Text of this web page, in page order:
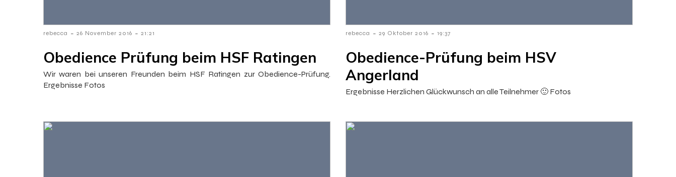
rebecca - 26 November 2016 - 21:21
Obedience Prüfung beim HSF Ratingen
Wir waren bei unseren Freunden beim HSF Ratingen zur Obedience-Prüfung.
Ergebnisse Fotos
rebecca - 29 Oktober 2016 - 19:37
Obedience-Prüfung beim HSV
Angerland
Ergebnisse Herzlichen Glückwunsch an alle Teilnehmer 🙂 Fotos